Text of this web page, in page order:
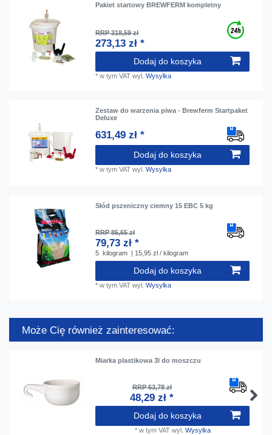
Pakiet startowy BREWFERM kompletny
RRP 318,59 zł
273,13 zł *
Dodaj do koszyka
*w tym VAT wyl.Wysylka
Zestaw do warzenia piwa - Brewferm Startpaket
Deluxe
631,49 zł *
Dodaj do koszyka
*w tym VAT wyl.Wysylka
Słód pszeniczny ciemny 15 EBC 5 kg
RRP 85,65 zł
79,73 zł *
5 kilogram | 15,95 zł / kilogram
Dodaj do koszyka
*w tym VAT wyl.Wysylka
Może Cię również zainteresować:
Miarka plastikowa 3l do moszczu
RRP 63,78 zł
48,29 zł *
Dodaj do koszyka
* w tym VATwyl. Wysylka